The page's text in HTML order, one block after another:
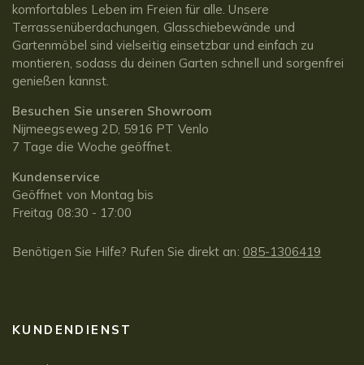
komfortables Leben im Freien für alle. Unsere
Terrassenüberdachungen, Glasschiebewände und
Gartenmöbel sind vielseitig einsetzbar und einfach zu
montieren, sodass du deinen Garten schnell und sorgenfrei
genießen kannst.
Besuchen Sie unseren Showroom
Nijmeegseweg 2D, 5916 PT Venlo
7 Tage die Woche geöffnet.
Kundenservice
Geöffnet von Montag bis
Freitag 08:30 - 17:00
Benötigen Sie Hilfe? Rufen Sie direkt an: 085-1306419
KUNDENDIENST